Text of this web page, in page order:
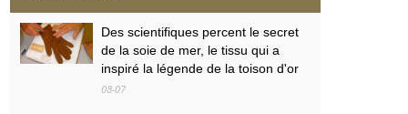
Des scientifiques percent le secret
de la soie de mer, le tissu qui a
inspiré la légende de la toison d'or
08-07